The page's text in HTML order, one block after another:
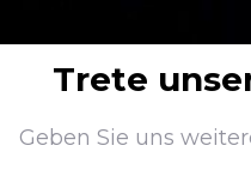
Trete
Geben Sie uns